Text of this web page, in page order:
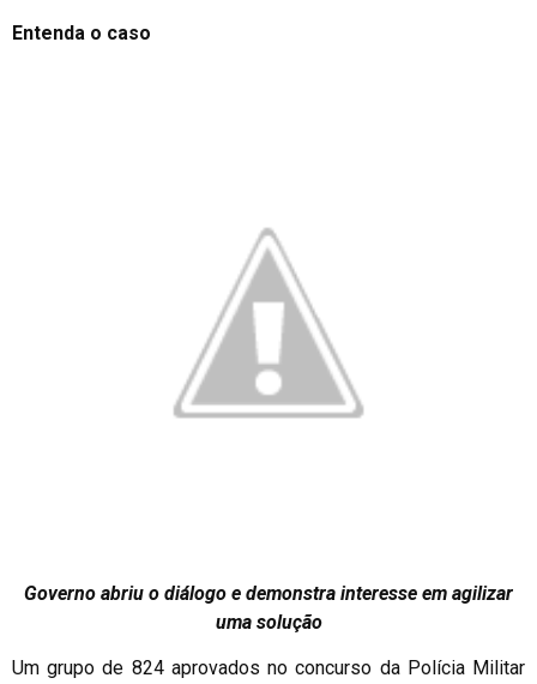
Entenda o caso
Governo abriu o diálogo e demonstra interesse em agilizar
uma solução
Um grupo de 824 aprovados no concurso da Polícia Militar